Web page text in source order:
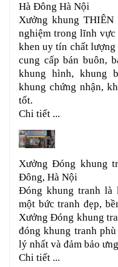
Hà Đông Hà Nội
Xưởng khung
nghiệm trong lĩnh vực
khen uy tín chất
cung cấp bán buôn,
khung hình, khung
khung chứng nhận,
tốt.
Chi tiết ...
Xưởng Đóng khung
Đông, Hà Nội
Đóng khung tranh là
một bức tranh đẹp,
Xưởng Đóng khung
đóng khung tranh
lý nhất và đảm bảo
Chi tiết ...